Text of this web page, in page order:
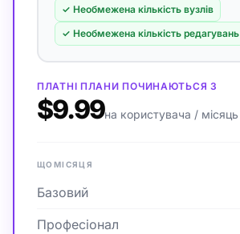
✓ Необмежена кількість вузлів
✓ Необмежена кількість редагувань
ПЛАТНІ ПЛАНИ ПОЧИНАЮТЬСЯ З
$9.99на користувача / місяць
ЩОМІСЯЦЯ
Базовий
Професіонал